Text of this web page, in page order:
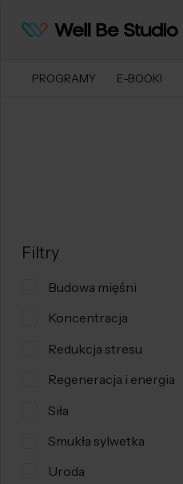
PROGRAMY E-BOOKI
Filtry
Budowa mięśni
Koncentracja
Redukcja stresu
Regeneracja i energia
Siła
Smukła sylwetka
Uroda